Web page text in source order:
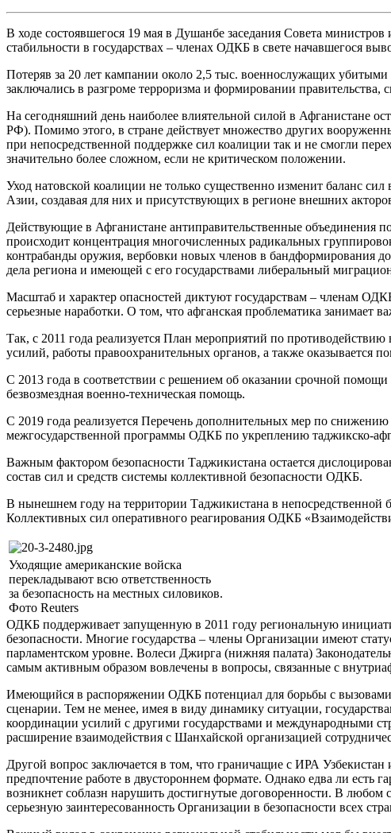
В ходе состоявшегося 19 мая в Душанбе заседания Совета
стабильности в государствах – членах ОДКБ в свете начавшегося
Потеряв за 20 лет кампании около 2,5 тыс. военнослужащих
заключались в разгроме терроризма и формировании правительства,
На сегодняшний день наиболее влиятельной силой в Афганистане
РФ). Помимо этого, в стране действует множество других
при непосредственной поддержке сил коалиции так и не смогли
значительно более сложном, если не критическом положении.
Уход натовской коалиции не только существенно изменит баланс
Азии, создавая для них и присутствующих в регионе внешних
Действующие в Афганистане антиправительственные объединения
происходит концентрация многочисленных радикальных
контрабанды оружия, вербовки новых членов в бандформирования
дела региона и имеющей с его государствами либеральный
Масштаб и характер опасностей диктуют государствам – членам
серьезные наработки. О том, что афганская проблематика занимает
Так, с 2011 года реализуется План мероприятий по
усилий, работы правоохранительных органов, а также оказывается
С 2013 года в соответствии с решением об оказании срочной
безвозмездная военно-техническая помощь.
С 2019 года реализуется Перечень дополнительных мер по
межгосударственной программы ОДКБ по укреплению таджикско-
Важным фактором безопасности Таджикистана остается
состав сил и средств системы коллективной безопасности ОДКБ.
В нынешнем году на территории Таджикистана в
Коллективных сил оперативного реагирования ОДКБ
Уходящие американские войска
перекладывают всю ответственность
за безопасность на местных силовиков.
Фото Reuters
ОДКБ поддерживает запущенную в 2011 году региональную
безопасности. Многие государства – члены Организации имеют
парламентском уровне. Волеси Джирга (нижняя палата)
самым активным образом вовлечены в вопросы, связанные с
Имеющийся в распоряжении ОДКБ потенциал для борьбы с вызовами
сценарии. Тем не менее, имея в виду динамику ситуации,
координации усилий с другими государствами и международными
расширение взаимодействия с Шанхайской организацией
Другой вопрос заключается в том, что граничащие с ИРА
предпочтение работе в двустороннем формате. Однако едва ли есть
возникнет соблазн нарушить достигнутые договоренности. В
серьезную заинтересованность Организации в безопасности всех